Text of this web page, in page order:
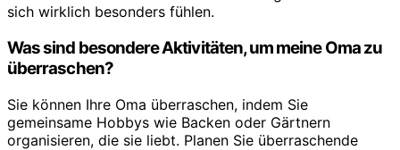
sich wirklich besonders fühlen.
Was sind besondere Aktivitäten, um meine Oma zu
überraschen?
Sie können Ihre Oma überraschen, indem Sie
gemeinsame Hobbys wie Backen oder Gärtnern
organisieren, die sie liebt. Planen Sie überraschende